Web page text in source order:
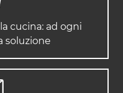
cucina: ad ogni
soluzione